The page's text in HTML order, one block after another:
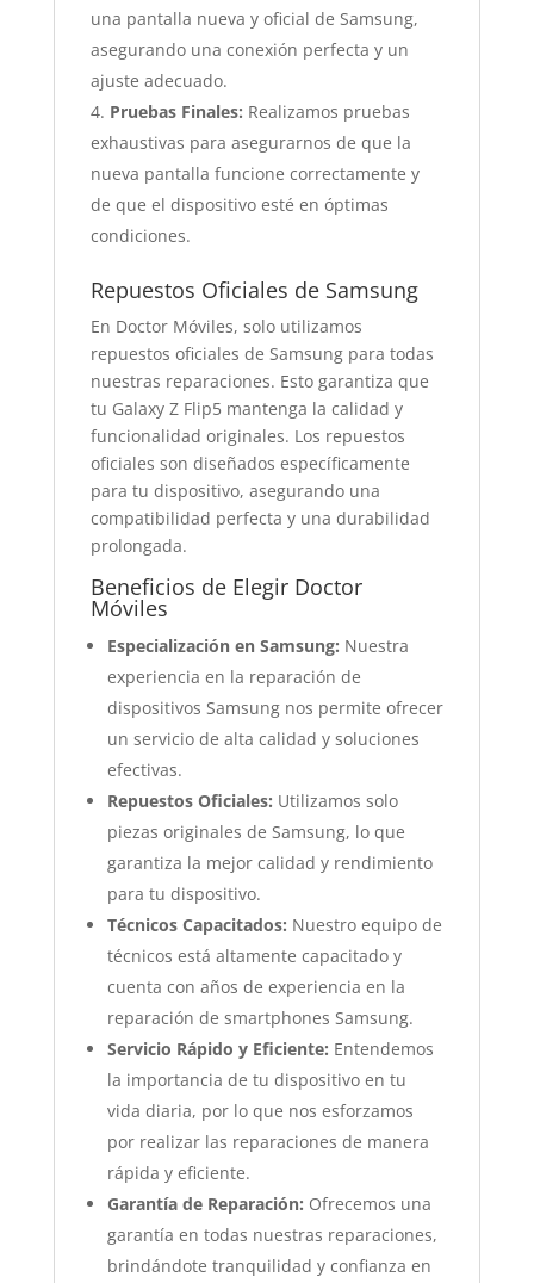
una pantalla nueva y oficial de Samsung,
asegurando una conexión perfecta y un
ajuste adecuado.
Pruebas Finales: Realizamos pruebas
exhaustivas para asegurarnos de que la
nueva pantalla funcione correctamente y
de que el dispositivo esté en óptimas
condiciones.
Repuestos Oficiales de Samsung
En Doctor Móviles, solo utilizamos
repuestos oficiales de Samsung para todas
nuestras reparaciones. Esto garantiza que
tu Galaxy Z Flip5 mantenga la calidad y
funcionalidad originales. Los repuestos
oficiales son diseñados específicamente
para tu dispositivo, asegurando una
compatibilidad perfecta y una durabilidad
prolongada.
Beneficios de Elegir Doctor
Móviles
Especialización en Samsung: Nuestra
experiencia en la reparación de
dispositivos Samsung nos permite ofrecer
un servicio de alta calidad y soluciones
efectivas.
Repuestos Oficiales: Utilizamos solo
piezas originales de Samsung, lo que
garantiza la mejor calidad y rendimiento
para tu dispositivo.
Técnicos Capacitados: Nuestro equipo de
técnicos está altamente capacitado y
cuenta con años de experiencia en la
reparación de smartphones Samsung.
Servicio Rápido y Eficiente: Entendemos
la importancia de tu dispositivo en tu
vida diaria, por lo que nos esforzamos
por realizar las reparaciones de manera
rápida y eficiente.
Garantía de Reparación: Ofrecemos una
garantía en todas nuestras reparaciones,
brindándote tranquilidad y confianza en